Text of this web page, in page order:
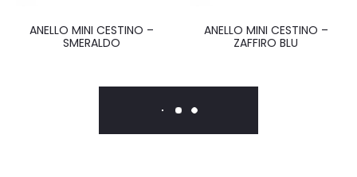
ANELLO MINI CESTINO –
SMERALDO
ANELLO MINI CESTINO –
ZAFFIRO BLU